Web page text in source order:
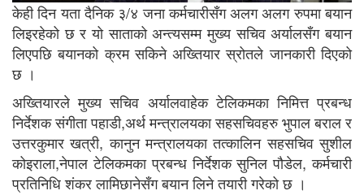
केही दिन यता दैनिक ३/४ जना कर्मचारीसँग अलग अलग रुपमा बयान
लिइरहेको छ र यो साताको अन्त्यसम्म मुख्य सचिव अर्यालसँग बयान
लिएपछि बयानको क्रम सकिने अख्तियार स्रोतले जानकारी दिएको
छ ।
अख्तियारले मुख्य सचिव अर्यालवाहेक टेलिकमका निमित्त प्रबन्ध
निर्देशक संगीता पहाडी,अर्थ मन्त्रालयका सहसचिवहरु भुपाल बराल र
उत्तरकुमार खत्री, कानुन मन्त्रालयका तत्कालिन सहसचिव सुशील
कोइराला,नेपाल टेलिकमका प्रबन्ध निर्देशक सुनिल पौडेल, कर्मचारी
प्रतिनिधि शंकर लामिछानेसँग बयान लिने तयारी गरेको छ ।